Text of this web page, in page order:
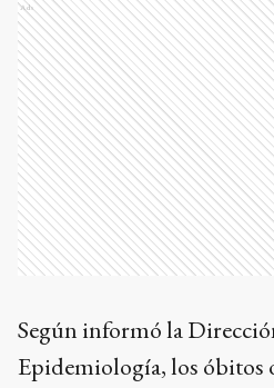
Ads
Según informó la
Epidemiología, los